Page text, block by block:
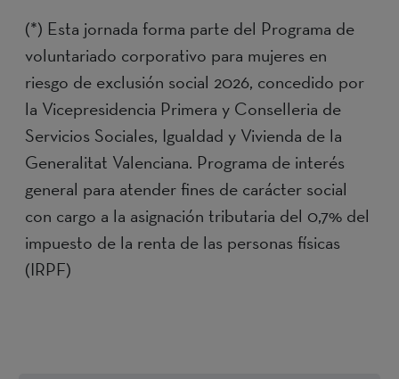
(*) Esta jornada forma parte del Programa de
voluntariado corporativo para mujeres en
riesgo de exclusión social 2026, concedido por
la Vicepresidencia Primera y Conselleria de
Servicios Sociales, Igualdad y Vivienda de la
Generalitat Valenciana. Programa de interés
general para atender fines de carácter social
con cargo a la asignación tributaria del 0,7% del
impuesto de la renta de las personas físicas
(IRPF)